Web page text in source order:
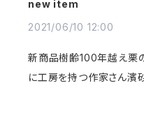
new item
2021/06/10 12:00
新商品樹齢100年越え栗
に工房を持つ作家さん濱